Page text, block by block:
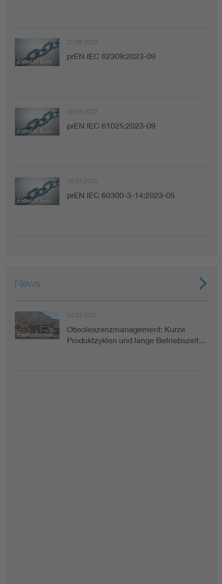
22.09.2023
prEN IEC 62309:2023-09
08.09.2023
prEN IEC 61025:2023-09
19.05.2023
prEN IEC 60300-3-14:2023-05
News
Fachinformation
24.03.2021
Obsoleszenzmanagement: Kurze
Produktzyklen und lange Betriebszeit…